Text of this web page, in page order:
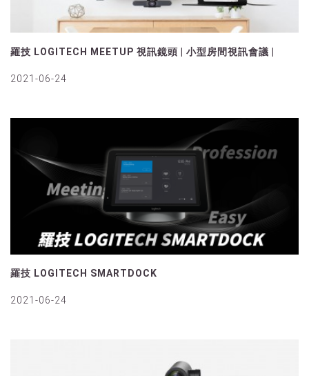
羅技 LOGITECH MEETUP 視訊鏡頭 | 小型房間視訊會議 |
2021-06-24
羅技 LOGITECH SMARTDOCK
2021-06-24